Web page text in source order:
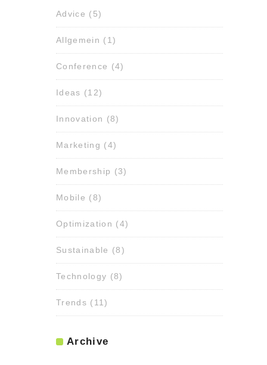
Advice (5)
Allgemein (1)
Conference (4)
Ideas (12)
Innovation (8)
Marketing (4)
Membership (3)
Mobile (8)
Optimization (4)
Sustainable (8)
Technology (8)
Trends (11)
Archive